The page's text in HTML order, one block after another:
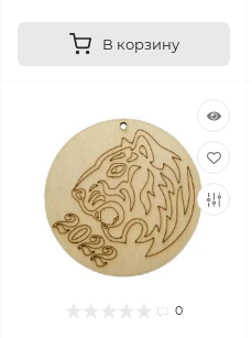
В корзину
0